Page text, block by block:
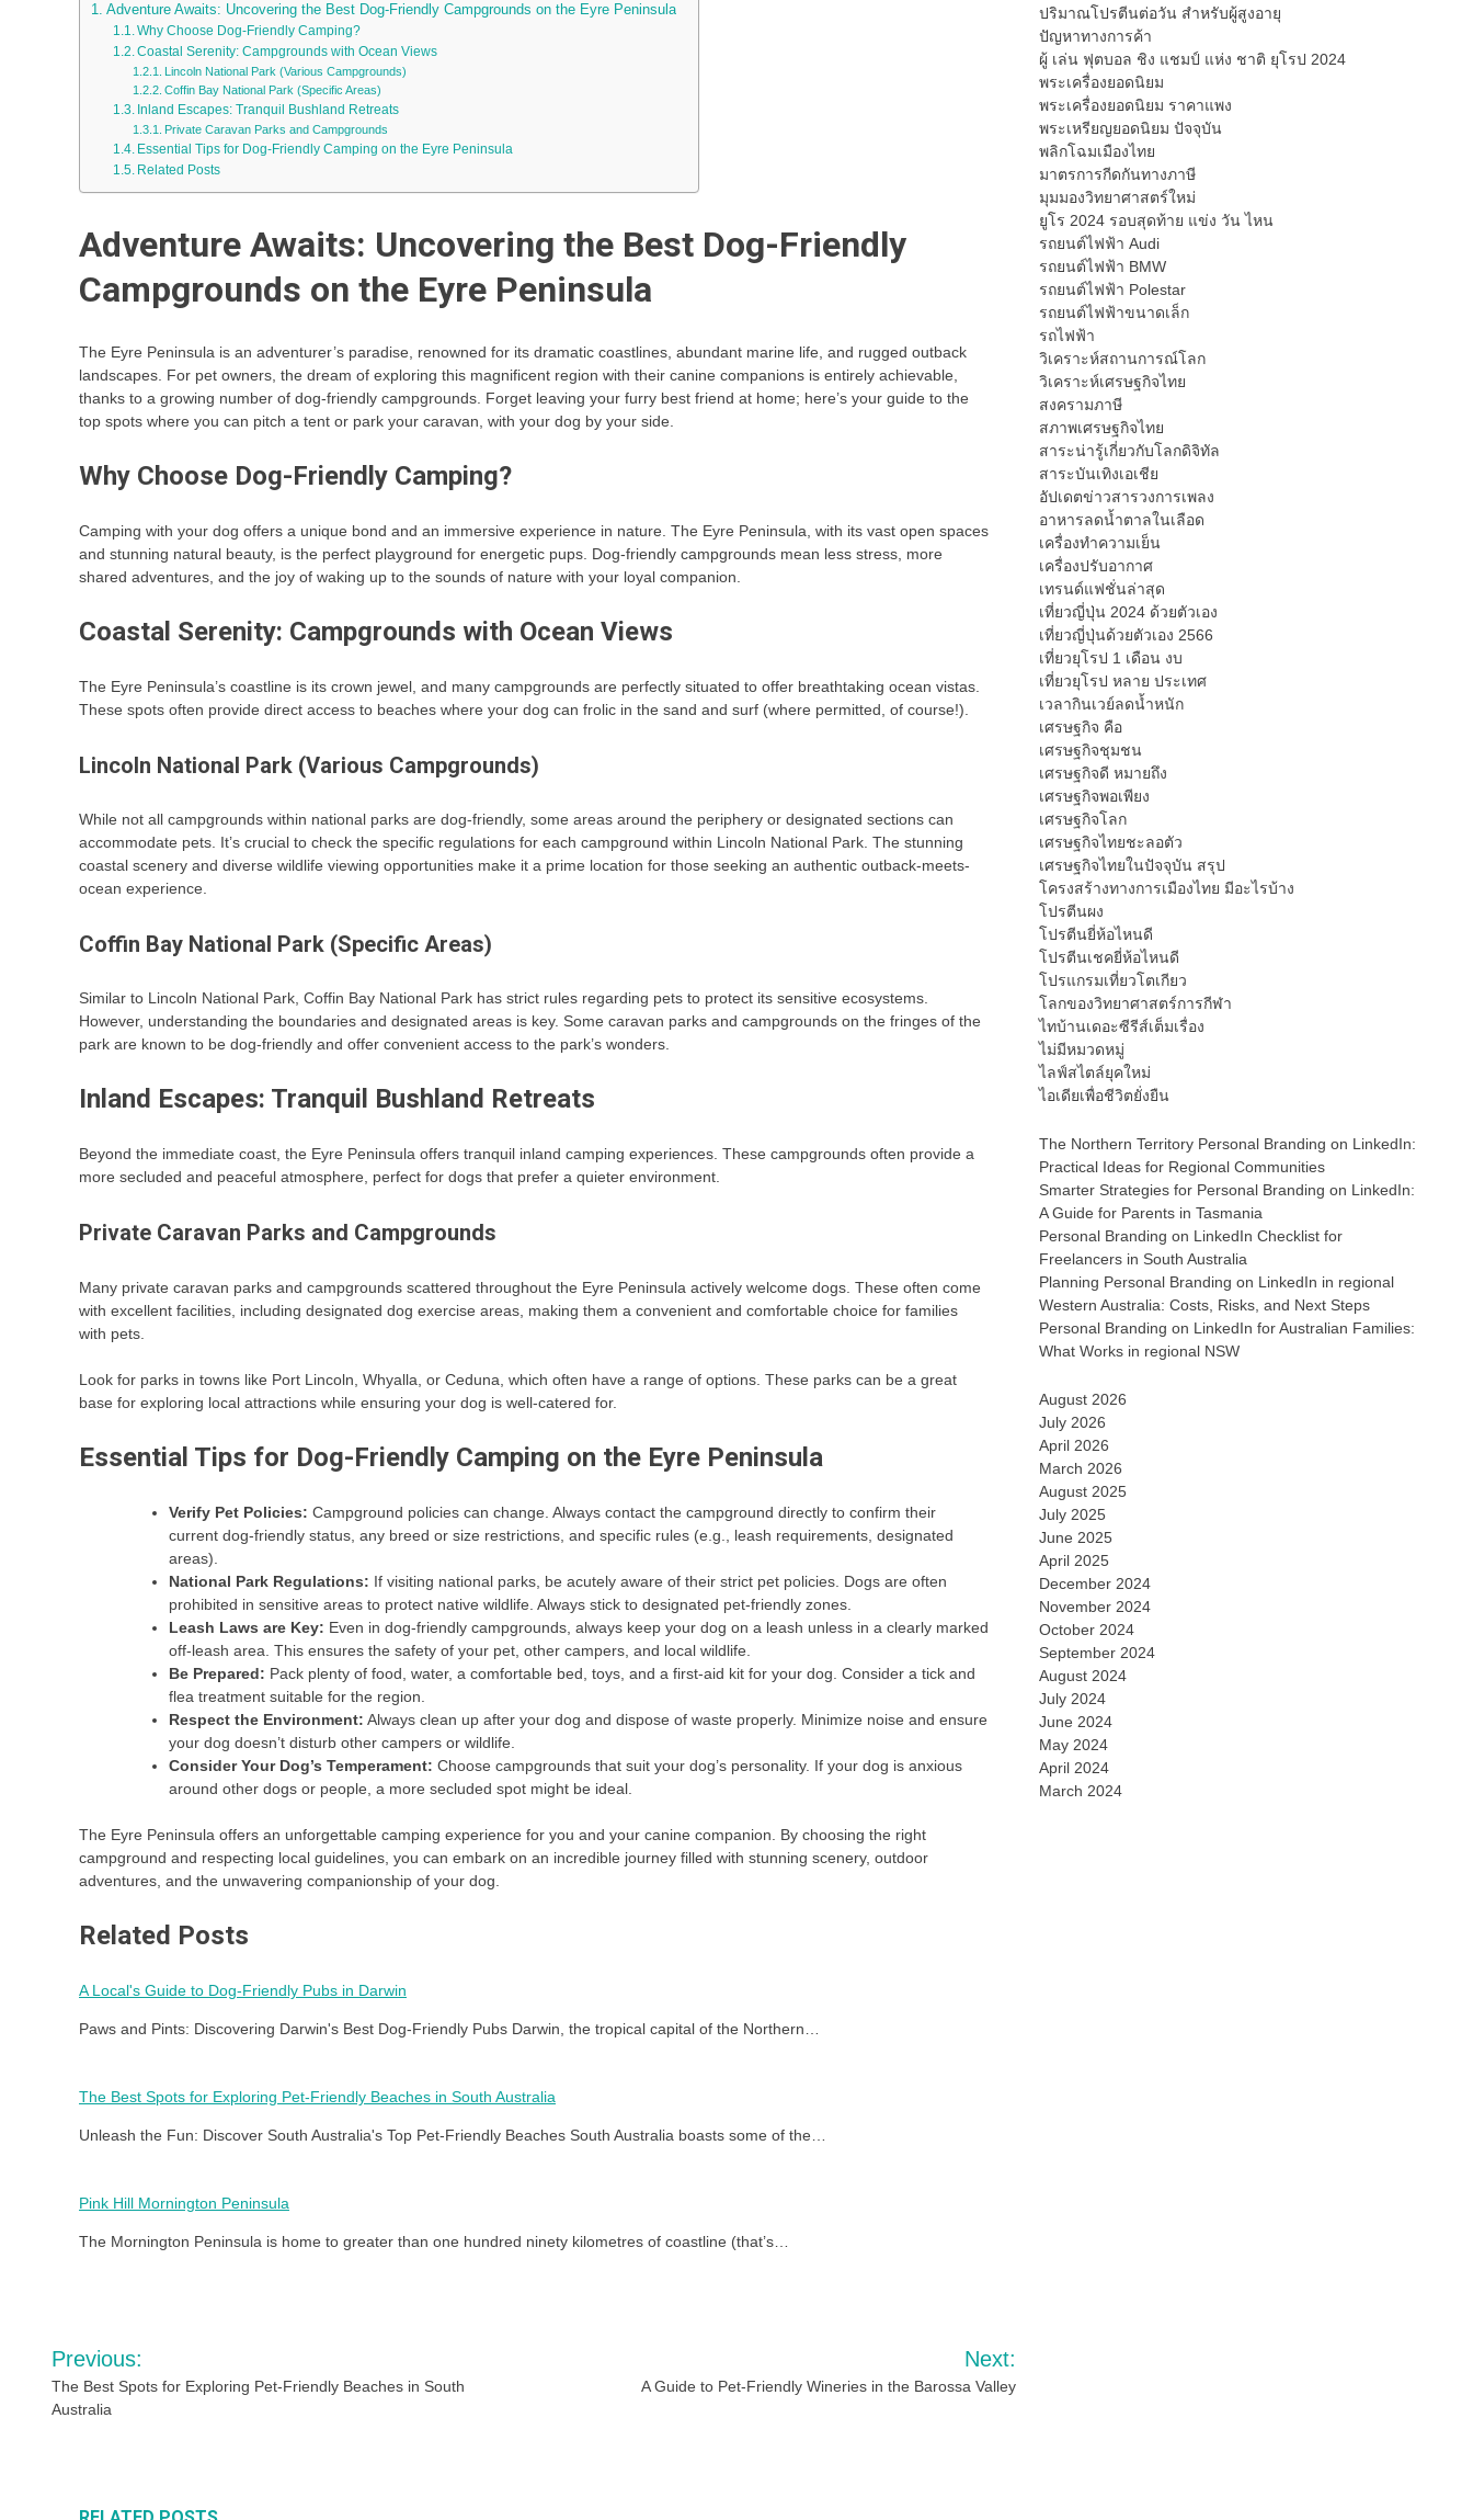
Adventure Awaits: Uncovering the Best Dog-Friendly Campgrounds on the Eyre Peninsula
Why Choose Dog-Friendly Camping?
Coastal Serenity: Campgrounds with Ocean Views
Lincoln National Park (Various Campgrounds)
Coffin Bay National Park (Specific Areas)
Inland Escapes: Tranquil Bushland Retreats
Private Caravan Parks and Campgrounds
Essential Tips for Dog-Friendly Camping on the Eyre Peninsula
Related Posts
Adventure Awaits: Uncovering the Best Dog-Friendly
Campgrounds on the Eyre Peninsula
The Eyre Peninsula is an adventurer’s paradise, renowned for its dramatic coastlines, abundant marine life, and rugged outback
landscapes. For pet owners, the dream of exploring this magnificent region with their canine companions is entirely achievable,
thanks to a growing number of dog-friendly campgrounds. Forget leaving your furry best friend at home; here’s your guide to the
top spots where you can pitch a tent or park your caravan, with your dog by your side.
Why Choose Dog-Friendly Camping?
Camping with your dog offers a unique bond and an immersive experience in nature. The Eyre Peninsula, with its vast open spaces
and stunning natural beauty, is the perfect playground for energetic pups. Dog-friendly campgrounds mean less stress, more
shared adventures, and the joy of waking up to the sounds of nature with your loyal companion.
Coastal Serenity: Campgrounds with Ocean Views
The Eyre Peninsula’s coastline is its crown jewel, and many campgrounds are perfectly situated to offer breathtaking ocean vistas.
These spots often provide direct access to beaches where your dog can frolic in the sand and surf (where permitted, of course!).
Lincoln National Park (Various Campgrounds)
While not all campgrounds within national parks are dog-friendly, some areas around the periphery or designated sections can
accommodate pets. It’s crucial to check the specific regulations for each campground within Lincoln National Park. The stunning
coastal scenery and diverse wildlife viewing opportunities make it a prime location for those seeking an authentic outback-meets-
ocean experience.
Coffin Bay National Park (Specific Areas)
Similar to Lincoln National Park, Coffin Bay National Park has strict rules regarding pets to protect its sensitive ecosystems.
However, understanding the boundaries and designated areas is key. Some caravan parks and campgrounds on the fringes of the
park are known to be dog-friendly and offer convenient access to the park’s wonders.
Inland Escapes: Tranquil Bushland Retreats
Beyond the immediate coast, the Eyre Peninsula offers tranquil inland camping experiences. These campgrounds often provide a
more secluded and peaceful atmosphere, perfect for dogs that prefer a quieter environment.
Private Caravan Parks and Campgrounds
Many private caravan parks and campgrounds scattered throughout the Eyre Peninsula actively welcome dogs. These often come
with excellent facilities, including designated dog exercise areas, making them a convenient and comfortable choice for families
with pets.
Look for parks in towns like Port Lincoln, Whyalla, or Ceduna, which often have a range of options. These parks can be a great
base for exploring local attractions while ensuring your dog is well-catered for.
Essential Tips for Dog-Friendly Camping on the Eyre Peninsula
Verify Pet Policies: Campground policies can change. Always contact the campground directly to confirm their
current dog-friendly status, any breed or size restrictions, and specific rules (e.g., leash requirements, designated
areas).
National Park Regulations: If visiting national parks, be acutely aware of their strict pet policies. Dogs are often
prohibited in sensitive areas to protect native wildlife. Always stick to designated pet-friendly zones.
Leash Laws are Key: Even in dog-friendly campgrounds, always keep your dog on a leash unless in a clearly marked
off-leash area. This ensures the safety of your pet, other campers, and local wildlife.
Be Prepared: Pack plenty of food, water, a comfortable bed, toys, and a first-aid kit for your dog. Consider a tick and
flea treatment suitable for the region.
Respect the Environment: Always clean up after your dog and dispose of waste properly. Minimize noise and ensure
your dog doesn’t disturb other campers or wildlife.
Consider Your Dog’s Temperament: Choose campgrounds that suit your dog’s personality. If your dog is anxious
around other dogs or people, a more secluded spot might be ideal.
The Eyre Peninsula offers an unforgettable camping experience for you and your canine companion. By choosing the right
campground and respecting local guidelines, you can embark on an incredible journey filled with stunning scenery, outdoor
adventures, and the unwavering companionship of your dog.
Related Posts
A Local's Guide to Dog-Friendly Pubs in Darwin
Paws and Pints: Discovering Darwin's Best Dog-Friendly Pubs Darwin, the tropical capital of the Northern…
The Best Spots for Exploring Pet-Friendly Beaches in South Australia
Unleash the Fun: Discover South Australia's Top Pet-Friendly Beaches South Australia boasts some of the…
Pink Hill Mornington Peninsula
The Mornington Peninsula is home to greater than one hundred ninety kilometres of coastline (that’s…
Post
navigation
Previous:
The Best Spots for Exploring Pet-Friendly Beaches in South
Australia
Next:
A Guide to Pet-Friendly Wineries in the Barossa Valley
ปริมาณโปรตีนต่อวัน สำหรับผู้สูงอายุ
ปัญหาทางการค้า
ผู้ เล่น ฟุตบอล ชิง แชมป์ แห่ง ชาติ ยุโรป 2024
พระเครื่องยอดนิยม
พระเครื่องยอดนิยม ราคาแพง
พระเหรียญยอดนิยม ปัจจุบัน
พลิกโฉมเมืองไทย
มาตรการกีดกันทางภาษี
มุมมองวิทยาศาสตร์ใหม่
ยูโร 2024 รอบสุดท้าย แข่ง วัน ไหน
รถยนต์ไฟฟ้า Audi
รถยนต์ไฟฟ้า BMW
รถยนต์ไฟฟ้า Polestar
รถยนต์ไฟฟ้าขนาดเล็ก
รถไฟฟ้า
วิเคราะห์สถานการณ์โลก
วิเคราะห์เศรษฐกิจไทย
สงครามภาษี
สภาพเศรษฐกิจไทย
สาระน่ารู้เกี่ยวกับโลกดิจิทัล
สาระบันเทิงเอเชีย
อัปเดตข่าวสารวงการเพลง
อาหารลดน้ำตาลในเลือด
เครื่องทำความเย็น
เครื่องปรับอากาศ
เทรนด์แฟชั่นล่าสุด
เที่ยวญี่ปุ่น 2024 ด้วยตัวเอง
เที่ยวญี่ปุ่นด้วยตัวเอง 2566
เที่ยวยุโรป 1 เดือน งบ
เที่ยวยุโรป หลาย ประเทศ
เวลากินเวย์ลดน้ำหนัก
เศรษฐกิจ คือ
เศรษฐกิจชุมชน
เศรษฐกิจดี หมายถึง
เศรษฐกิจพอเพียง
เศรษฐกิจโลก
เศรษฐกิจไทยชะลอตัว
เศรษฐกิจไทยในปัจจุบัน สรุป
โครงสร้างทางการเมืองไทย มีอะไรบ้าง
โปรตีนผง
โปรตีนยี่ห้อไหนดี
โปรตีนเชคยี่ห้อไหนดี
โปรแกรมเที่ยวโตเกียว
โลกของวิทยาศาสตร์การกีฬา
ไทบ้านเดอะซีรีส์เต็มเรื่อง
ไม่มีหมวดหมู่
ไลฟ์สไตล์ยุคใหม่
ไอเดียเพื่อชีวิตยั่งยืน
The Northern Territory Personal Branding on LinkedIn:
Practical Ideas for Regional Communities
Smarter Strategies for Personal Branding on LinkedIn:
A Guide for Parents in Tasmania
Personal Branding on LinkedIn Checklist for
Freelancers in South Australia
Planning Personal Branding on LinkedIn in regional
Western Australia: Costs, Risks, and Next Steps
Personal Branding on LinkedIn for Australian Families:
What Works in regional NSW
August 2026
July 2026
April 2026
March 2026
August 2025
July 2025
June 2025
April 2025
December 2024
November 2024
October 2024
September 2024
August 2024
July 2024
June 2024
May 2024
April 2024
March 2024